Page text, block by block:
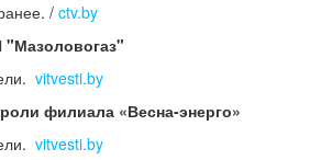
/ ctv.by
"Мазоловогаз"
vitvesti.by
филиала «Весна-энерго»
vitvesti.by